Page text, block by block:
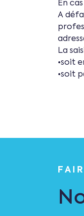
En
A
La
•soit
•soit